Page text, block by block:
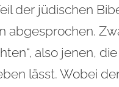
der jüdischen
abgesprochen.
also jenen,
lässt. Wobei